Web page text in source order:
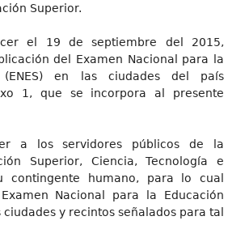
Superior.
el 19 de septiembre del 2015,
del Examen Nacional para la
(ENES) en las ciudades del país
1, que se incorpora al presente
a los servidores públicos de la
Superior, Ciencia, Tecnología e
contingente humano, para lo cual
Nacional para la Educación
ciudades y recintos señalados para tal